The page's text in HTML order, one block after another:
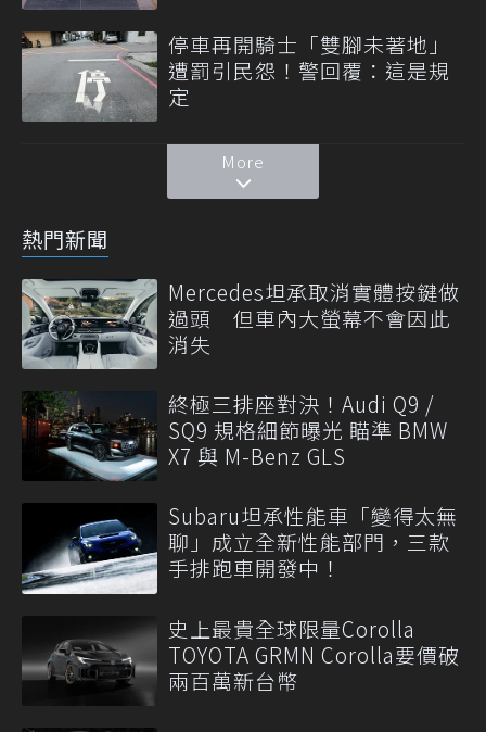
停車再開騎士「雙腳未著地」
遭罰引民怨！警回覆：這是規
定
More
熱門新聞
Mercedes坦承取消實體按鍵做
過頭 但車內大螢幕不會因此
消失
終極三排座對決！Audi Q9 /
SQ9 規格細節曝光 瞄準 BMW
X7 與 M-Benz GLS
Subaru坦承性能車「變得太無
聊」成立全新性能部門，三款
手排跑車開發中！
史上最貴全球限量Corolla
TOYOTA GRMN Corolla要價破
兩百萬新台幣